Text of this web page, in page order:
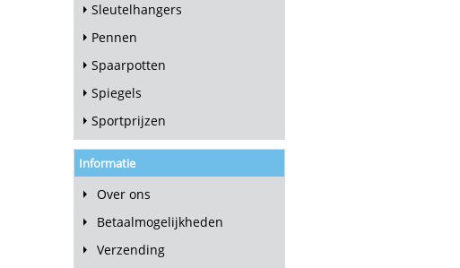
Sleutelhangers
Pennen
Spaarpotten
Spiegels
Sportprijzen
Informatie
Over ons
Betaalmogelijkheden
Verzending